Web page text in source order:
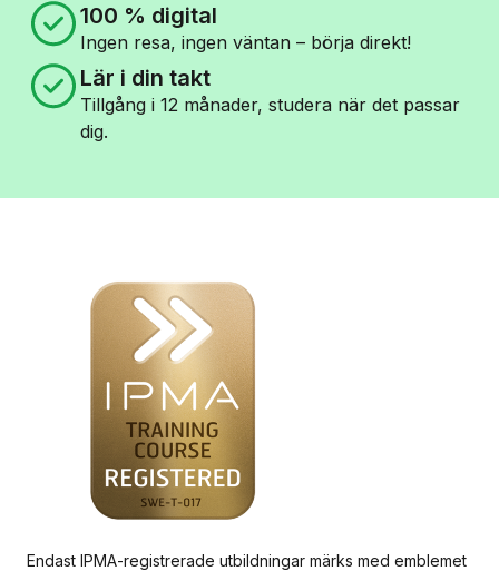
100 % digital
Ingen resa, ingen väntan – börja direkt!
Lär i din takt
Tillgång i 12 månader, studera när det passar
dig.
Endast IPMA-registrerade utbildningar märks med emblemet